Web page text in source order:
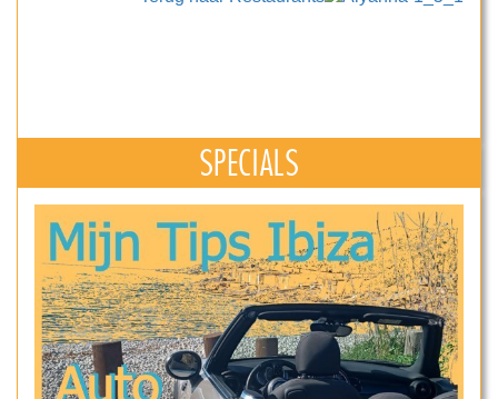
SPECIALS